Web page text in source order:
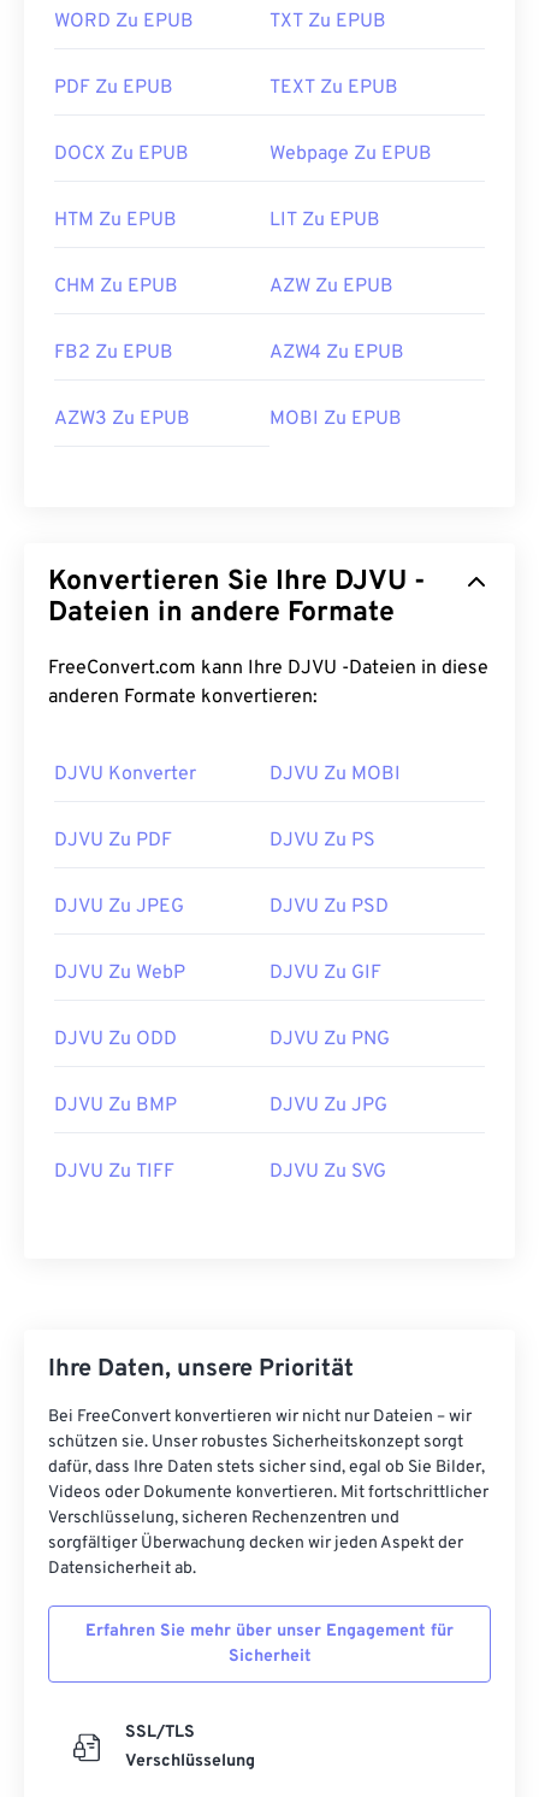
spezielle Software erforderlich ist.
Wie öffnet man eine DJVU-Datei?
Softwareprogramm erforderlich. Sie müssen diese
jedoch kostenlos. Laden Sie das DjVu-Browser-
jedem modernen Webbrowser öffnen können.
ist.
beispielsweise„DjVu to PDF“. Darüber hinaus gibt
es einen seitenspezifischen Konverter, mit dem
können. Der Name dieses Programms lautet „DjVu
Converter“.
Entwickelt von: AT&T Labs
Erstveröffentlichung:
1996
https://www.lifewire.com/djvu-file-2620674
WORD Zu EPUB TXT Zu EPUB
PDF Zu EPUB TEXT Zu EPUB
DOCX Zu EPUB Webpage Zu EPUB
HTM Zu EPUB LIT Zu EPUB
CHM Zu EPUB AZW Zu EPUB
FB2 Zu EPUB AZW4 Zu EPUB
AZW3 Zu EPUB MOBI Zu EPUB
Konvertieren Sie Ihre DJVU -
Dateien in andere Formate
FreeConvert.com kann Ihre DJVU -Dateien in diese
anderen Formate konvertieren:
DJVU Konverter DJVU Zu MOBI
DJVU Zu PDF DJVU Zu PS
DJVU Zu JPEG DJVU Zu PSD
DJVU Zu WebP DJVU Zu GIF
DJVU Zu ODD DJVU Zu PNG
DJVU Zu BMP DJVU Zu JPG
DJVU Zu TIFF DJVU Zu SVG
Ihre Daten, unsere Priorität
Bei FreeConvert konvertieren wir nicht nur Dateien – wir
schützen sie. Unser robustes Sicherheitskonzept sorgt
dafür, dass Ihre Daten stets sicher sind, egal ob Sie Bilder,
Videos oder Dokumente konvertieren. Mit fortschrittlicher
Verschlüsselung, sicheren Rechenzentren und
sorgfältiger Überwachung decken wir jeden Aspekt der
Datensicherheit ab.
Erfahren Sie mehr über unser Engagement für
Sicherheit
SSL/TLS
Verschlüsselung